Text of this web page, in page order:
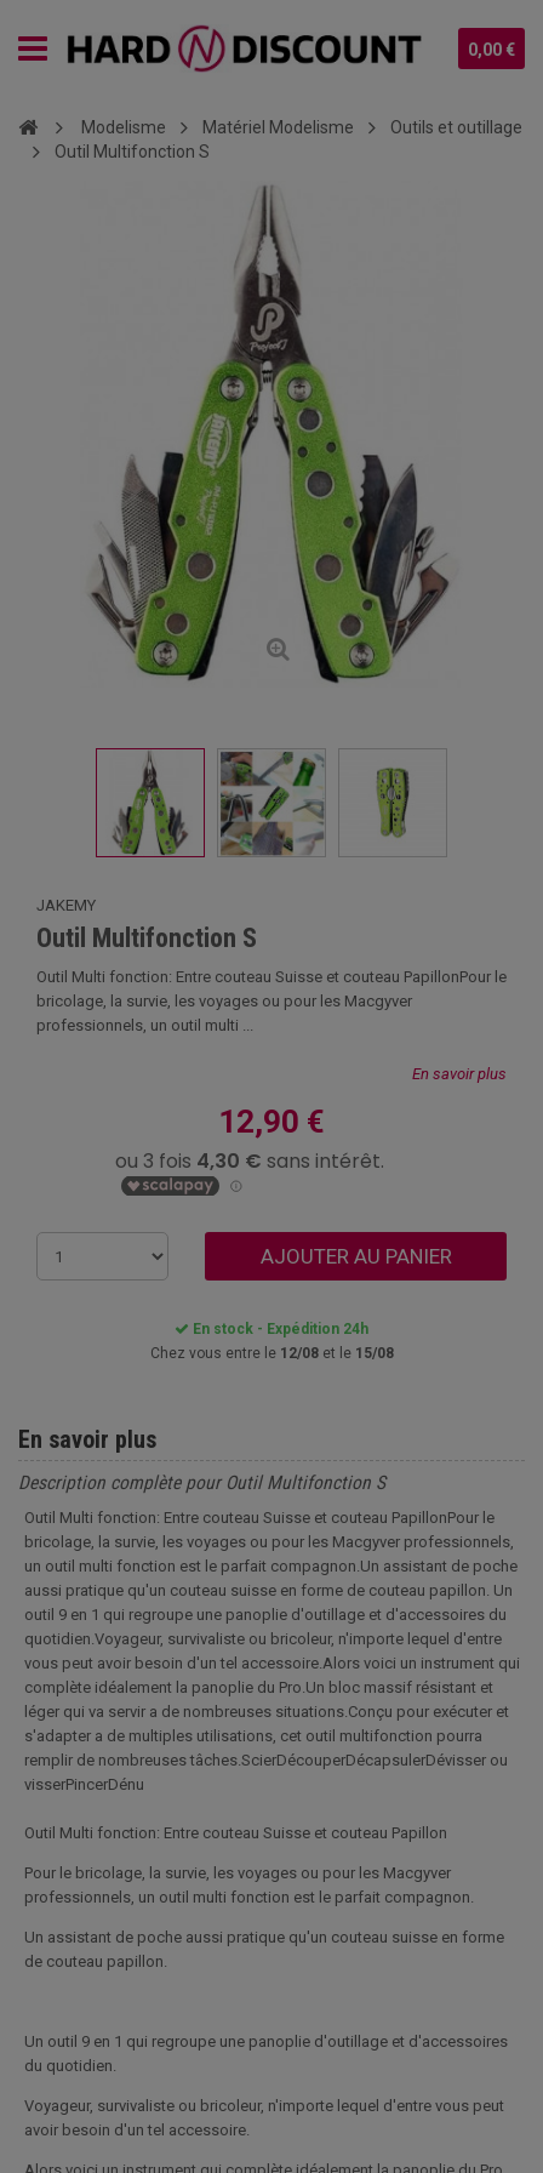
0,00 €
Modelisme Matériel Modelisme
Outils et outillage
Outil Multifonction S
JAKEMY
Outil Multifonction S
Outil Multi fonction: Entre couteau Suisse et couteau PapillonPour le
bricolage, la survie, les voyages ou pour les Macgyver
professionnels, un outil multi ...
En savoir plus
12,90 €
AJOUTER AU PANIER
En stock - Expédition 24h
Chez vous entre le 12/08et le 15/08
En savoir plus
Description complète pour Outil Multifonction S
Outil Multi fonction: Entre couteau Suisse et couteau PapillonPour le
bricolage, la survie, les voyages ou pour les Macgyver professionnels,
un outil multi fonction est le parfait compagnon.Un assistant de poche
aussi pratique qu'un couteau suisse en forme de couteau papillon. Un
outil 9 en 1 qui regroupe une panoplie d'outillage et d'accessoires du
quotidien.Voyageur, survivaliste ou bricoleur, n'importe lequel d'entre
vous peut avoir besoin d'un tel accessoire.Alors voici un instrument qui
complète idéalement la panoplie du Pro.Un bloc massif résistant et
léger qui va servir a de nombreuses situations.Conçu pour exécuter et
s'adapter a de multiples utilisations, cet outil multifonction pourra
remplir de nombreuses tâches.ScierDécouperDécapsulerDévisser ou
visserPincerDénu
Outil Multi fonction: Entre couteau Suisse et couteau Papillon
Pour le bricolage, la survie, les voyages ou pour les Macgyver
professionnels, un outil multi fonction est le parfait compagnon.
Un assistant de poche aussi pratique qu'un couteau suisse en forme
de couteau papillon.
Un outil 9 en 1 qui regroupe une panoplie d'outillage et d'accessoires
du quotidien.
Voyageur, survivaliste ou bricoleur, n'importe lequel d'entre vous peut
avoir besoin d'un tel accessoire.